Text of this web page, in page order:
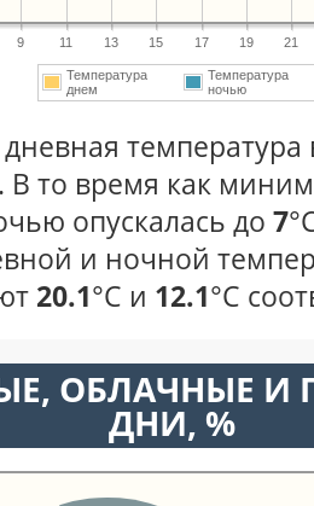
9 11 13 15 17 19 21
Температура
днем
Температура
ночью
В то время как
опускалась до 7
и ночной
20.1°С и 12.1°С
ОБЛАЧНЫЕ И
ДНИ, %